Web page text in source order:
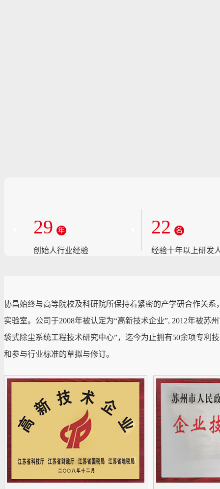
29 年
创始人行业经验
22 名
经验十年以上研发
协昌始终与高等院校及科研院所保持着紧密的产学研合作关
实验室。公司于2008年被认定为“高新技术企业”, 2012年被苏
袋式除尘系统工程技术研究中心”，迄今为止拥有50余项专利
和参与行业标准的草拟与修订。